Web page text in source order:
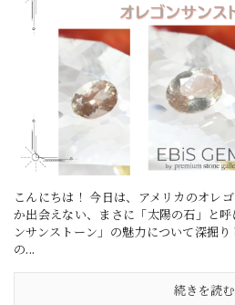
こんにちは！ 今日は、アメリカのオレ
か出会えない、まさに「太陽の石」と
ンサンストーン」の魅力について深掘
の...
続きを読む